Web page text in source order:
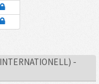
-